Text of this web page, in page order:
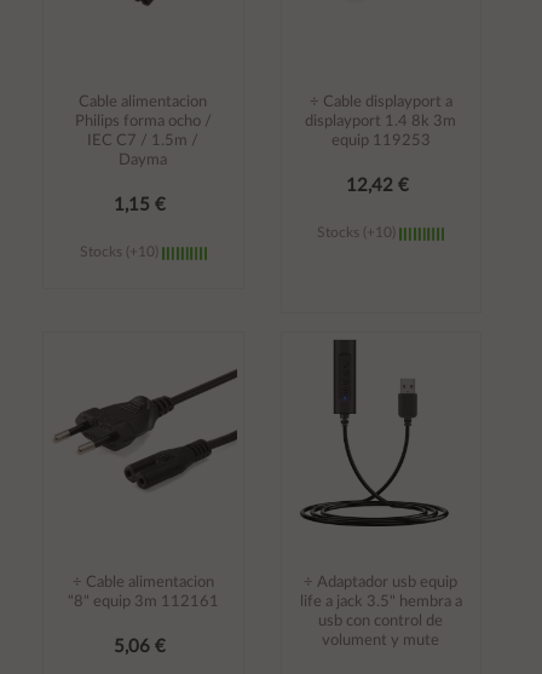
Cable alimentacion
Philips forma ocho /
IEC C7 / 1.5m /
Dayma
1,15 €
Stocks (+10)
÷ Cable displayport a
displayport 1.4 8k 3m
equip 119253
12,42 €
Stocks (+10)
÷ Cable alimentacion
"8" equip 3m 112161
5,06 €
÷ Adaptador usb equip
life a jack 3.5" hembra a
usb con control de
volument y mute